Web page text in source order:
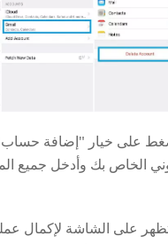
اضغط على خيار "إضافة
الخاص بك وأدخل جميع
تظهر على الشاشة لإكمال